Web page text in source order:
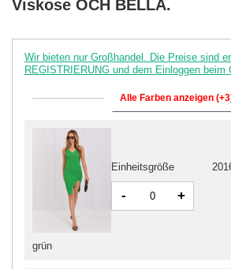
Viskose OCH BELLA.
Wir bieten nur Großhandel. Die Preise sind
REGISTRIERUNG und dem Einloggen beim
Alle Farben anzeigen
grün
Einheitsgröße
- +